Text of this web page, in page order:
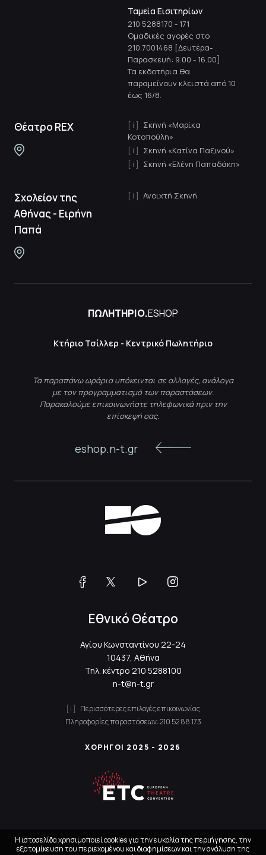
Ταμεία Εισιτηρίων
210 5288170 - 171
Ομαδικές αγορές στο
210.7001468 [Δευτέρα-
Παρασκευή: 9.00 - 16.00]
Τα εκδοτήρια θα
παραμείνουν κλειστά από 10
έως 16/8.
Θέατρο REX
Σκηνή «Μαρίκα
Κοτοπούλη»
Σκηνή «Κατίνα Παξινού»
Σκηνή «Ελένη Παπαδάκη»
Σχολείον της
Αθήνας - Ειρήνη
Παπά
Ανοιχτή Σκηνή
ΠΩΛΗΤΗΡΙΟ.ESHOP
Κτήριο Τσίλλερ - Κεντρικό Πωλητήριο
Τα παραπάνω ωράρια υπόκεινται σε αλλαγές, ανάλογα
με τον προγραμματισμό των παραστάσεων.
Παρακαλούμε επικοινωνήστε τηλεφωνικά πριν την
επίσκεψή σας.
eshop.n-t.gr
Εθνικό Θέατρο
Αγίου Κωνσταντίνου 22-24
10437, Αθήνα
Τηλ. κέντρο 210 5288100
n-t@n-t.gr
Περισσότερες επιλογές επικοινωνίας
Πληροφορίες παραστάσεων:210 52 88 173
ΧΟΡΗΓΟΙ 2025 - 2026
Η ιστοσελίδα χρησιμοποιεί cookies για την ευκολία της περιήγησης, την
εξατομίκευση του περιεχομένου και διαφημίσεων και την ανάλυση της